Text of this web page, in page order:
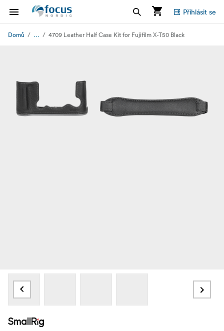
Přihlásit se
Domů ... 4709 Leather Half Case Kit for Fujifilm X-T50 Black